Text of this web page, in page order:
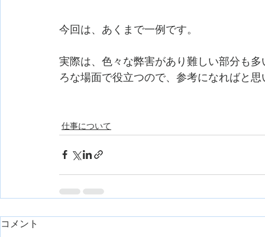
今回は、あくまで一例です。
実際は、色々な弊害があり難しい部分も
ろな場面で役立つので、参考になればと思
仕事について
コメント